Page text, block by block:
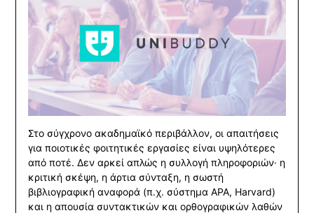
Στο σύγχρονο ακαδημαϊκό περιβάλλον, οι απαιτήσεις
για ποιοτικές φοιτητικές εργασίες είναι υψηλότερες
από ποτέ. Δεν αρκεί απλώς η συλλογή πληροφοριών· η
κριτική σκέψη, η άρτια σύνταξη, η σωστή
βιβλιογραφική αναφορά (π.χ. σύστημα APA, Harvard)
και η απουσία συντακτικών και ορθογραφικών λαθών